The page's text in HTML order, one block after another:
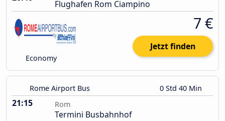
Flughafen Rom Ciampino
Economy
7 €
Jetzt finden
Rome Airport Bus 0 Std 40 Min
21:15 Rom
Termini Busbahnhof